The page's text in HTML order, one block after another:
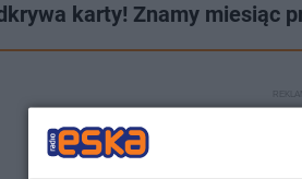
karty! Znamy miesiąc